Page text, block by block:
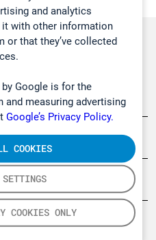
and analytics
it with other information
or that they’ve collected
Google is for the
and measuring advertising
Google’s Privacy Policy.
COOKIES ONLY
COOKIES